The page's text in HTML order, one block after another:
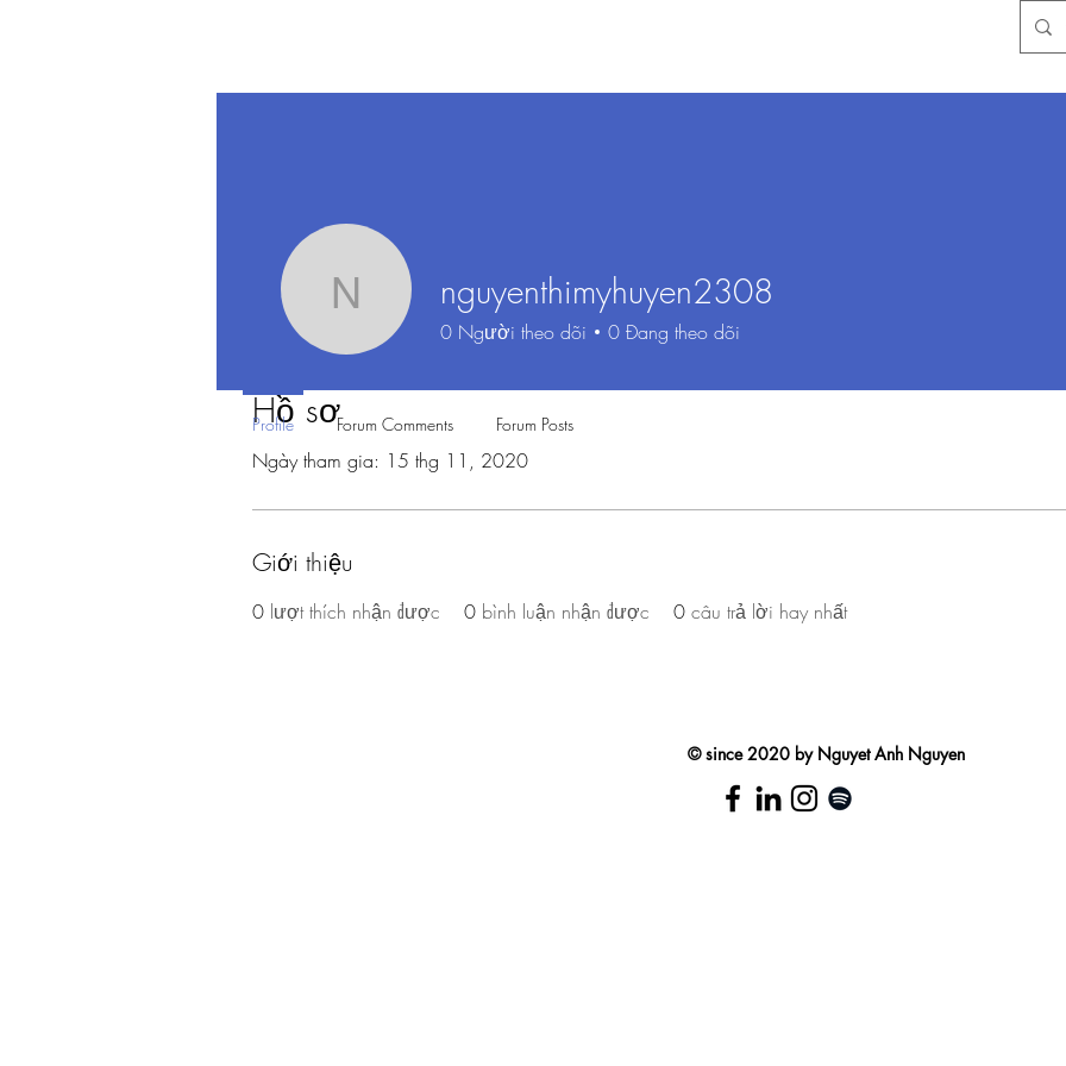
Hồ sơ
Ngày tham gia: 15 thg 11, 2020
Giới thiệu
0 lượt thích nhận được 0 bình luận nhận được 0 câu trả lời hay nhất
nguyenthimyhuyen2308
nguyenthimyhuyen2308
0 Người theo dõi 0 Đang theo dõi
Profile Forum Comments Forum Posts
© since 2020 by Nguyet Anh Nguyen